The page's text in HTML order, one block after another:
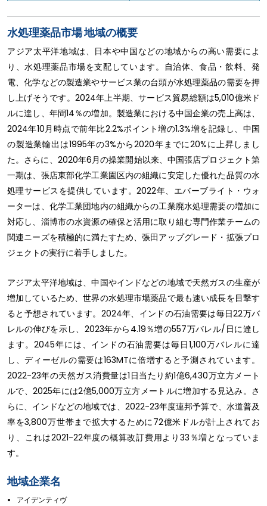
水処理薬品市場 地域の概要
アジア太平洋地域は、日本や中国などの地域からの高い需要によ
り、水処理薬品市場を支配しています。自治体、食品・飲料、発
電、化学などの製造業やサービス業の台頭が水処理薬品の需要を押
し上げそうです。2024年上半期、サービス貿易総額は5,010億米ド
ルに達し、年間14％の増加。製造業における中国企業の売上高は、
2024年10月時点で前年比2.2%ポイント増の1.3%増を記録し、中国
の製造業輸出は1995年の3%から2020年までに20%に上昇しまし
た。さらに、2020年6月の操業開始以来、中国張店プロジェクト第
一期は、張店東部化学工業園区内の組織に安定した優れた品質の水
処理サービスを提供しています。2022年、エバーブライト・ウォ
ーターは、化学工業団地内の組織からの工業廃水処理需要の増加に
対応し、淄博市の水資源の確保と活用に取り組む専門作業チームの
関連ニーズを積極的に満たすため、張田アップグレード・拡張プロ
ジェクトの実行に着手しました。
アジア太平洋地域は、中国やインドなどの地域で天然ガスの生産が
増加しているため、世界の水処理市場薬品で最も速い成長を目撃す
ると予想されています。2024年、インドの石油需要は毎日22万バ
レルの伸びを示し、2023年から4.19％増の557万バレル/日に達し
ます。2045年には、インドの石油需要は毎日1,100万バレルに達
し、ディーゼルの需要は163MTに倍増すると予測されています。
2022-23年の天然ガス消費量は1日当たり約1億6,430万立方メート
ルで、2025年には2億5,000万立方メートルに増加する見込み。さ
らに、インドなどの地域では、2022-23年度連邦予算で、水道普及
率を3,800万世帯まで拡大するために72億米ドルが計上されてお
り、これは2021-22年度の概算改訂費用より33％増となっていま
す。
地域企業名
アイデンティヴ